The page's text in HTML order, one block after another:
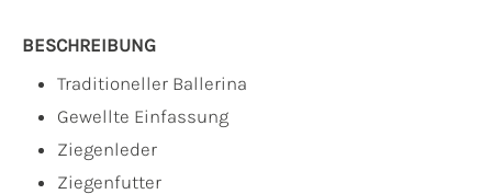
BESCHREIBUNG
Traditioneller Ballerina
Gewellte Einfassung
Ziegenleder
Ziegenfutter